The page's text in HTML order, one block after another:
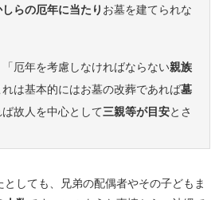
らの厄年に当たり お墓を建てられな
厄年を考慮しなければならない親族
れは基本的にはお墓の改葬であれば墓
ば故人を中心として三親等が目安とさ
しても、兄弟の配偶者やその子どもま